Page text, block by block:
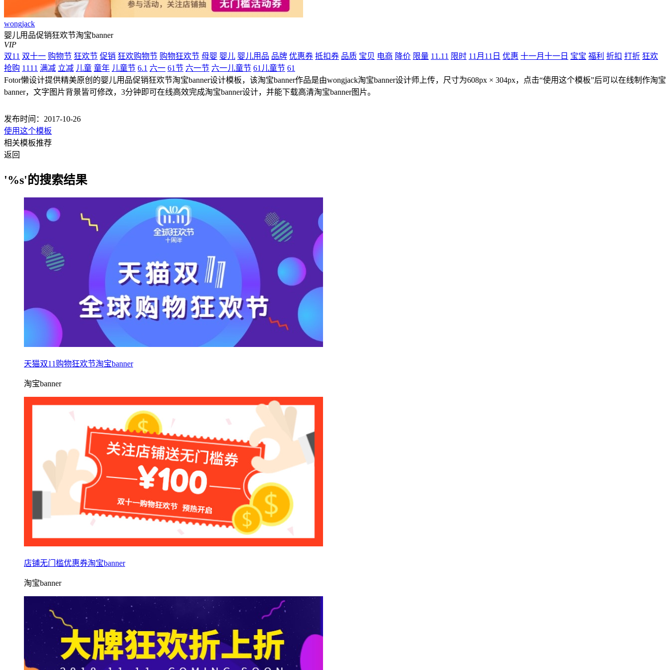
wongjack
婴儿用品促销狂欢节淘宝banner
VIP
双11 双十一 购物节 狂欢节 促销 狂欢购物节 购物狂欢节 母婴 婴儿 婴儿用品 品牌 优惠券 抵扣券 品质 宝贝 电商 降价 限量 11.11 限时 11月11日 优惠 十一月十一日 宝宝 福利 折扣 打折 狂欢
抢购 1111 满减 立减 儿童 童年 儿童节 6.1 六一 61节 六一节 六一儿童节 61儿童节 61
Fotor懒设计提供精美原创的婴儿用品促销狂欢节淘宝banner设计模板，该淘宝banner作品是由wongjack淘宝banner设计师上传，尺寸为608px × 304px，点击“使用这个模板”后可以在线制作淘宝
banner，文字图片背景皆可修改，3分钟即可在线高效完成淘宝banner设计，并能下载高清淘宝banner图片。
发布时间：2017-10-26
使用这个模板
相关模板推荐
返回
'%s'的搜索结果
天猫双11购物狂欢节淘宝banner
淘宝banner
店铺无门槛优惠券淘宝banner
淘宝banner